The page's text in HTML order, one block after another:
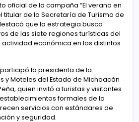
oficial de la campaña “El verano en
titular de la Secretaría de Turismo de
que la estrategia busca
de las siete regiones turísticas del
económica en los distintos
la presidenta de la
y Moteles del Estado de Michoacán
quien invitó a turistas y visitantes
formales de la
servicios con estándares de
y seguridad.